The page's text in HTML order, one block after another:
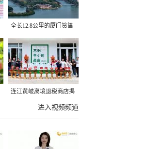
全长12.8公里的厦门筼筜
湖健身步道全线贯通
连江黄岐离境退税商店揭
进入视频频道